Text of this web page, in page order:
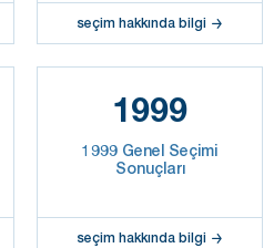
seçim hakkında bilgi
1999
1999 Genel Seçimi
Sonuçları
seçim hakkında bilgi